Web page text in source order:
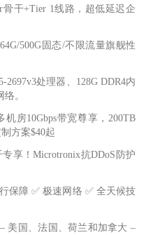
骨干+Tier 1线路，超低延迟企
500G固态/不限流量旗舰性
2697v3处理器、128G DDR4内
。
机房10Gbps带宽尊享，200TB
方案$40起
享！Microtronix抗DDoS防护
保障 ✅ 极速网络 ✅ 全天候技
美国、法国、荷兰和加拿大 –